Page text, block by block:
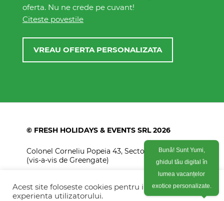
oferta. Nu ne crede pe cuvant!
Citeste povestile
VREAU OFERTA PERSONALIZATA
© FRESH HOLIDAYS & EVENTS SRL 2026
Colonel Corneliu Popeia 43, Sector 5, Bucuresti
(vis-a-vis de Greengate)
+40770 574 088
Acest site foloseste cookies pentru imbunatati
experienta utilizatorului.
Bună! Sunt Yumi,
ghidul tău digital în
lumea vacanțelor
exotice personalizate.